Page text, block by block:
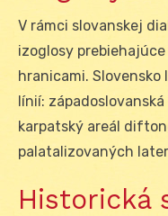
V rámci slovanskej
izoglosy
hranicami. Slovensko
línií:
karpatský areál
palatalizovaných
Historická